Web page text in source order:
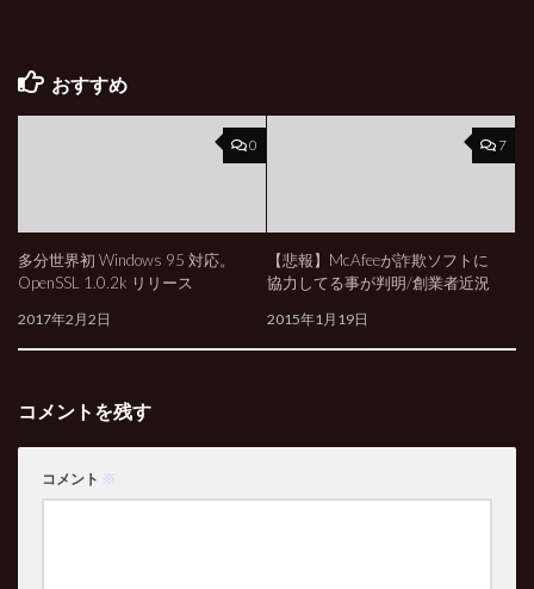
おすすめ
0
多分世界初 Windows 95 対応。
OpenSSL 1.0.2k リリース
2017年2月2日
7
【悲報】McAfeeが詐欺ソフトに
協力してる事が判明/創業者近況
2015年1月19日
コメントを残す
コメント ※